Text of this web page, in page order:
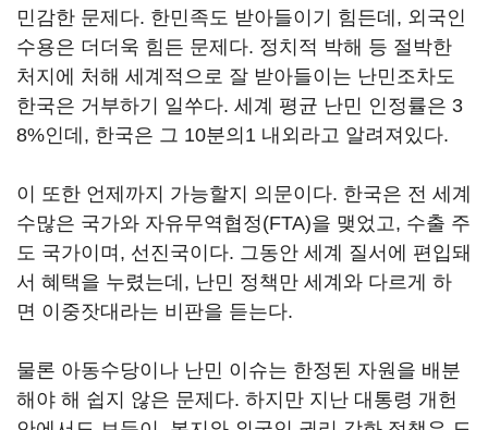
민감한 문제다. 한민족도 받아들이기 힘든데, 외국인
수용은 더더욱 힘든 문제다. 정치적 박해 등 절박한
처지에 처해 세계적으로 잘 받아들이는 난민조차도
한국은 거부하기 일쑤다. 세계 평균 난민 인정률은 3
8%인데, 한국은 그 10분의1 내외라고 알려져있다.
이 또한 언제까지 가능할지 의문이다. 한국은 전 세계
수많은 국가와 자유무역협정(FTA)을 맺었고, 수출 주
도 국가이며, 선진국이다. 그동안 세계 질서에 편입돼
서 혜택을 누렸는데, 난민 정책만 세계와 다르게 하
면 이중잣대라는 비판을 듣는다.
물론 아동수당이나 난민 이슈는 한정된 자원을 배분
해야 해 쉽지 않은 문제다. 하지만 지난 대통령 개헌